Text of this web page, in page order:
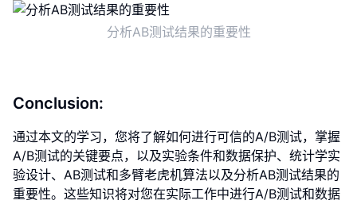
分析AB测试结果的重要性
Conclusion:
通过本文的学习，您将了解如何进行可信的A/B测试，掌握
A/B测试的关键要点，以及实验条件和数据保护、统计学实
验设计、AB测试和多臂老虎机算法以及分析AB测试结果的
重要性。这些知识将对您在实际工作中进行A/B测试和数据